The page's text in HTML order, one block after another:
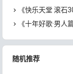
《快乐天堂 滚石30
《十年好歌·男人篇+女
随机推荐